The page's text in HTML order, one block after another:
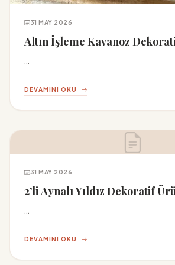
31 MAY 2026
Altın İşleme Kavanoz
...
DEVAMINI OKU
31 MAY 2026
2’li Aynalı Yıldız Dekoratif
...
DEVAMINI OKU